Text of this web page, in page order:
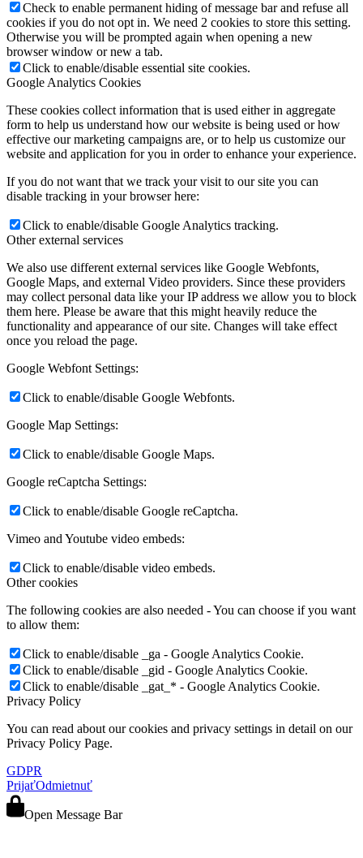
Check to enable permanent hiding of message bar and refuse all
cookies if you do not opt in. We need 2 cookies to store this setting.
Otherwise you will be prompted again when opening a new
browser window or new a tab.
Click to enable/disable essential site cookies.
Google Analytics Cookies
These cookies collect information that is used either in aggregate
form to help us understand how our website is being used or how
effective our marketing campaigns are, or to help us customize our
website and application for you in order to enhance your experience.
If you do not want that we track your visit to our site you can
disable tracking in your browser here:
Click to enable/disable Google Analytics tracking.
Other external services
We also use different external services like Google Webfonts,
Google Maps, and external Video providers. Since these providers
may collect personal data like your IP address we allow you to block
them here. Please be aware that this might heavily reduce the
functionality and appearance of our site. Changes will take effect
once you reload the page.
Google Webfont Settings:
Click to enable/disable Google Webfonts.
Google Map Settings:
Click to enable/disable Google Maps.
Google reCaptcha Settings:
Click to enable/disable Google reCaptcha.
Vimeo and Youtube video embeds:
Click to enable/disable video embeds.
Other cookies
The following cookies are also needed - You can choose if you want
to allow them:
Click to enable/disable _ga - Google Analytics Cookie.
Click to enable/disable _gid - Google Analytics Cookie.
Click to enable/disable _gat_* - Google Analytics Cookie.
Privacy Policy
You can read about our cookies and privacy settings in detail on our
Privacy Policy Page.
GDPR
PrijaťOdmietnuť
Open Message Bar